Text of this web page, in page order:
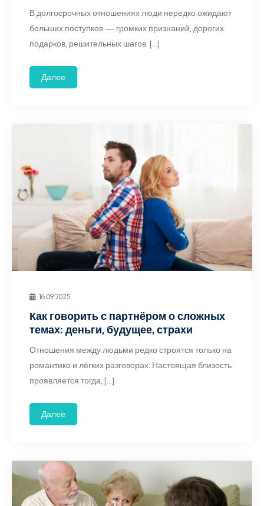
В долгосрочных отношениях люди нередко ожидают
больших поступков — громких признаний, дорогих
подарков, решительных шагов. […]
Далее
16.09.2025
Как говорить с партнёром о сложных
темах: деньги, будущее, страхи
Отношения между людьми редко строятся только на
романтике и лёгких разговорах. Настоящая близость
проявляется тогда, […]
Далее